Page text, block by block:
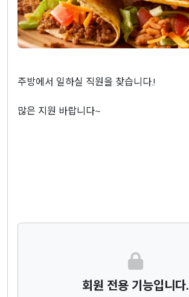
주방에서 일하실 직원을 찾습니다.!
많은 지원 바랍니다~
회원 전용 기능입니다.